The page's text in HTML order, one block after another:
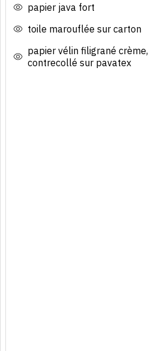
papier java fort
toile marouflée sur carton
papier vélin filigrané crème,
contrecollé sur pavatex